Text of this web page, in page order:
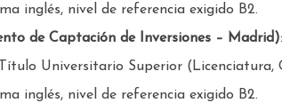
inglés, nivel de referencia exigido B2.
de Captación de Inversiones – Madrid):
Universitario Superior (Licenciatura,
inglés, nivel de referencia exigido B2.